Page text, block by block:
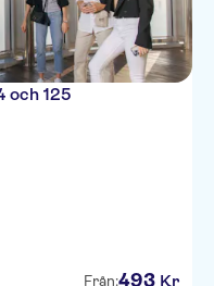
och 125
Från:493 Kr